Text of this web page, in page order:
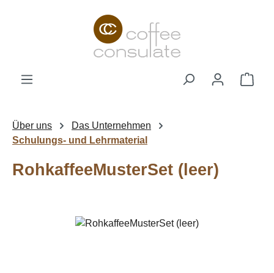
Zum Hauptinhalt springen
Über uns
Das Unternehmen
Schulungs- und Lehrmaterial
RohkaffeeMusterSet (leer)
Bildergalerie überspringen